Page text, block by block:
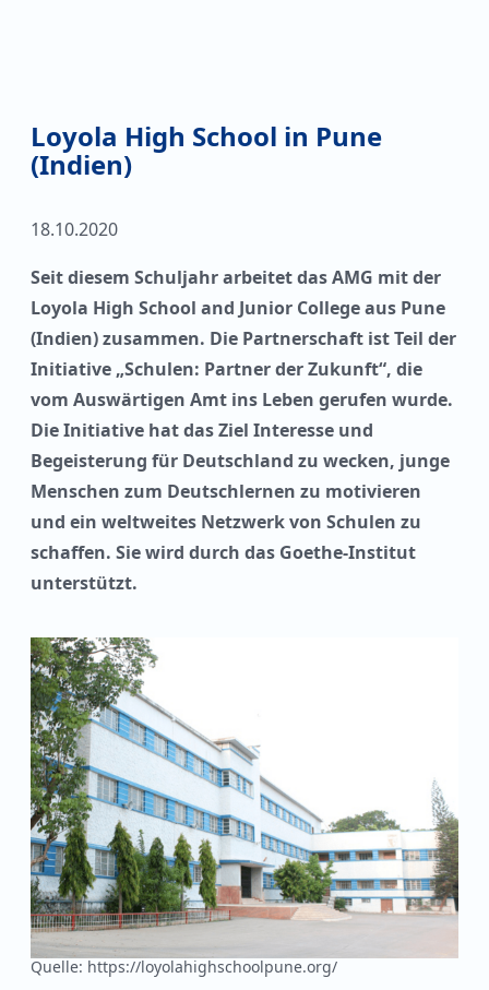
Loyola High School in Pune
(Indien)
18.10.2020
Seit diesem Schuljahr arbeitet das AMG mit der
Loyola High School and Junior College aus Pune
(Indien) zusammen. Die Partnerschaft ist Teil der
Initiative „Schulen: Partner der Zukunft“, die
vom Auswärtigen Amt ins Leben gerufen wurde.
Die Initiative hat das Ziel Interesse und
Begeisterung für Deutschland zu wecken, junge
Menschen zum Deutschlernen zu motivieren
und ein weltweites Netzwerk von Schulen zu
schaffen. Sie wird durch das Goethe-Institut
unterstützt.
Quelle: https://loyolahighschoolpune.org/